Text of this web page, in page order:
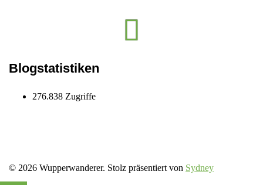
Blogstatistiken
276.838 Zugriffe
© 2026 Wupperwanderer. Stolz präsentiert von Sydney